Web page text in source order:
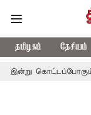
தமிழகம் தேசியம்
கனமழை..